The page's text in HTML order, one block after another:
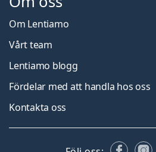
Om Lentiamo
Vårt team
Lentiamo blogg
Fördelar med att handla hos oss
Kontakta oss